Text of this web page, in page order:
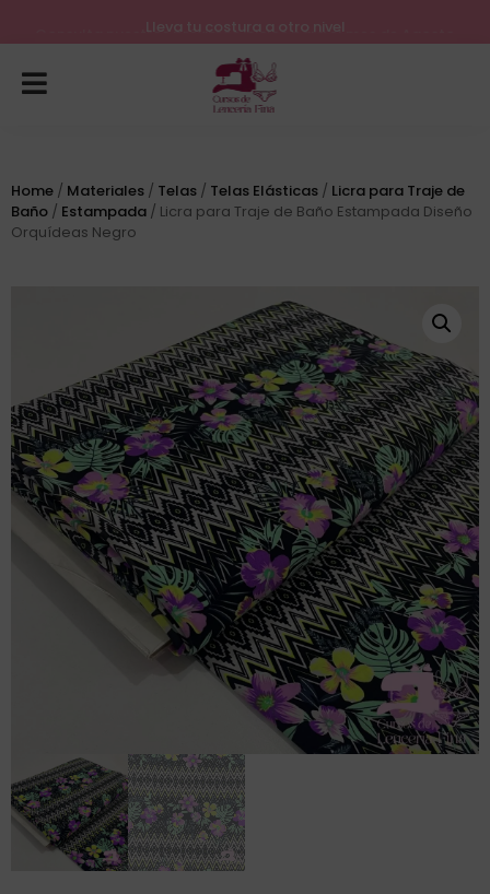
Consulta nuestros próximos inicios para el mes de Agosto
Lleva tu costura a otro nivel
Home / Materiales / Telas / Telas Elásticas / Licra para Traje de
Baño / Estampada / Licra para Traje de Baño Estampada Diseño
Orquídeas Negro